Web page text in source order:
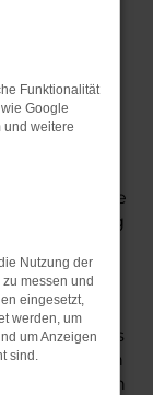
ob für den
Ateca
Nordenham
an
umfassende
Fahrzeug
wie
Ihres
und lassen
– wir freuen
Funktionalität
Google
und weitere
Nutzung der
messen und
eingesetzt,
werden, um
um Anzeigen
sind.